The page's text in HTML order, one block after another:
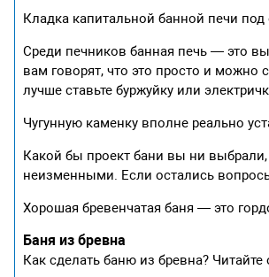
Кладка капитальной банной печи
Среди печников банная печь — это
вам говорят, что это просто и можно
лучше ставьте буржуйку или
Чугунную каменку вполне реально
Какой бы проект бани вы ни
неизменными. Если остались
Хорошая бревенчатая баня — это
Баня из бревна
Как сделать баню из бревна?